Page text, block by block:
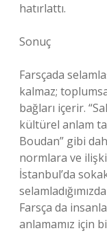
hatırlattı.
Sonuç
Farsçada
kalmaz;
bağları içerir.
kültürel anlam
Boudan” gibi
normlara ve
İstanbul’da
Farsça da
anlamamız için